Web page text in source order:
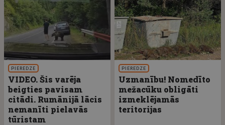
PIEREDZE
VIDEO. Šis varēja
beigties pavisam
citādi. Rumānijā lācis
nemanīti pielavās
tūristam
PIEREDZE
Uzmanību! Nomedīto
mežacūku obligāti
izmeklējamās
teritorijas